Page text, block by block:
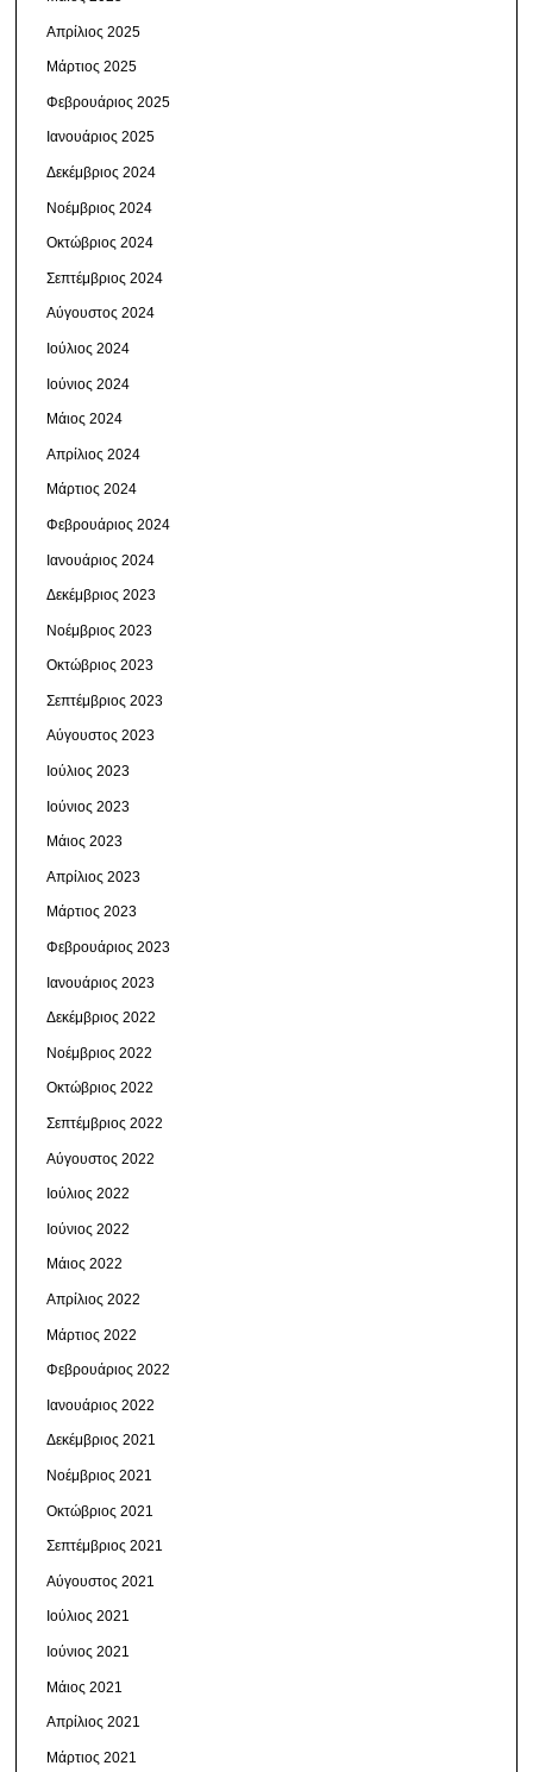
Απρίλιος 2025
Μάρτιος 2025
Φεβρουάριος 2025
Ιανουάριος 2025
Δεκέμβριος 2024
Νοέμβριος 2024
Οκτώβριος 2024
Σεπτέμβριος 2024
Αύγουστος 2024
Ιούλιος 2024
Ιούνιος 2024
Μάιος 2024
Απρίλιος 2024
Μάρτιος 2024
Φεβρουάριος 2024
Ιανουάριος 2024
Δεκέμβριος 2023
Νοέμβριος 2023
Οκτώβριος 2023
Σεπτέμβριος 2023
Αύγουστος 2023
Ιούλιος 2023
Ιούνιος 2023
Μάιος 2023
Απρίλιος 2023
Μάρτιος 2023
Φεβρουάριος 2023
Ιανουάριος 2023
Δεκέμβριος 2022
Νοέμβριος 2022
Οκτώβριος 2022
Σεπτέμβριος 2022
Αύγουστος 2022
Ιούλιος 2022
Ιούνιος 2022
Μάιος 2022
Απρίλιος 2022
Μάρτιος 2022
Φεβρουάριος 2022
Ιανουάριος 2022
Δεκέμβριος 2021
Νοέμβριος 2021
Οκτώβριος 2021
Σεπτέμβριος 2021
Αύγουστος 2021
Ιούλιος 2021
Ιούνιος 2021
Μάιος 2021
Απρίλιος 2021
Μάρτιος 2021